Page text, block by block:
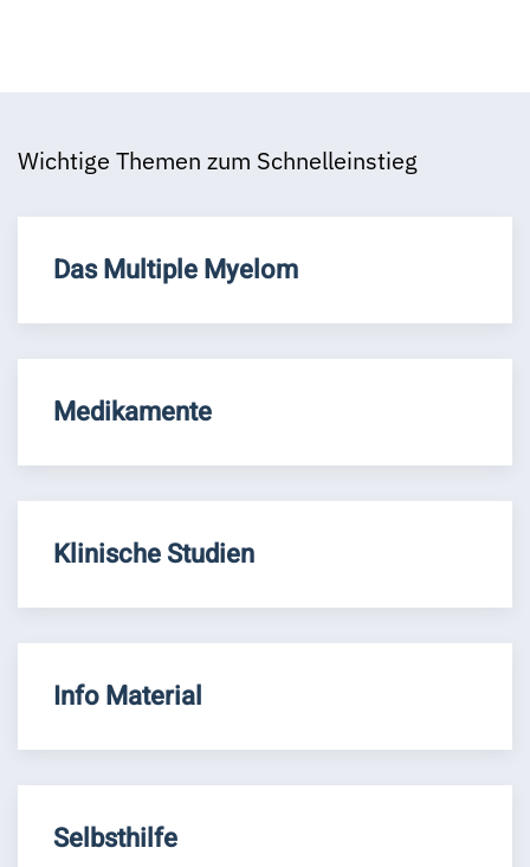
Wichtige Themen zum Schnelleinstieg
Das Multiple Myelom
Medikamente
Klinische Studien
Info Material
Selbsthilfe